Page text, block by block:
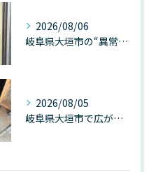
2026/08/06
岐阜県大垣市の“異常に高い気温”が建物内部を腐らせる──深層カビが爆発的に増える本当の理由
2026/08/05
岐阜県大垣市で広がる“深層カビ汚染”──なぜ除カビが必要なのか、建物内部で起きている見えない危機